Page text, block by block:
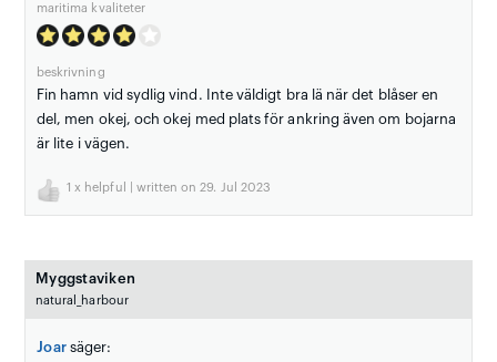
maritima kvaliteter
beskrivning
Fin hamn vid sydlig vind. Inte väldigt bra lä när det blåser en
del, men okej, och okej med plats för ankring även om bojarna
är lite i vägen.
1 x helpful | written on 29. Jul 2023
Myggstaviken
natural_harbour
Joar säger: